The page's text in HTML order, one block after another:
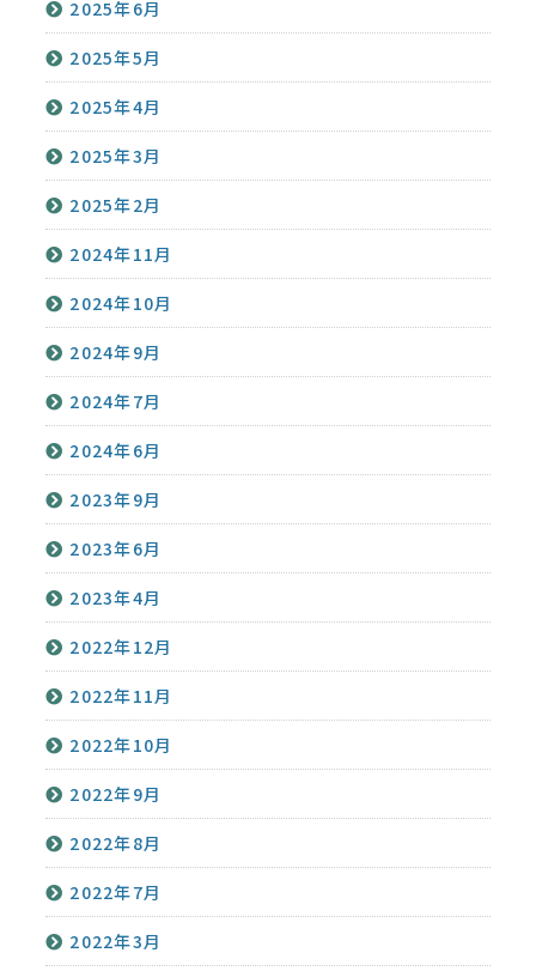
2025年6月
2025年5月
2025年4月
2025年3月
2025年2月
2024年11月
2024年10月
2024年9月
2024年7月
2024年6月
2023年9月
2023年6月
2023年4月
2022年12月
2022年11月
2022年10月
2022年9月
2022年8月
2022年7月
2022年3月